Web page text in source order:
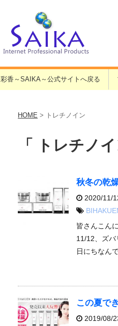
彩香～SAIKA～公式サイトへ戻る
HOME > トレチノイン
「 トレチノ
秋冬の乾
2020/11/
皆さんこん
11/12、ズ
日にちなん
この夏で
2019/08/